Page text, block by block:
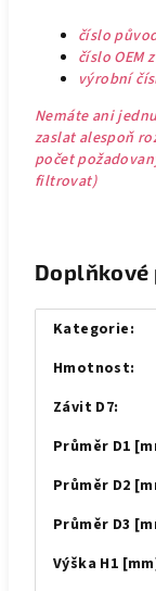
číslo
číslo OEM
výrobní
Nemáte ani
zaslat alespoň
počet
filtrovat)
Kategorie:
Hmotnost:
Závit D7:
Průměr D1
Průměr D2
Průměr D3
Výška H1